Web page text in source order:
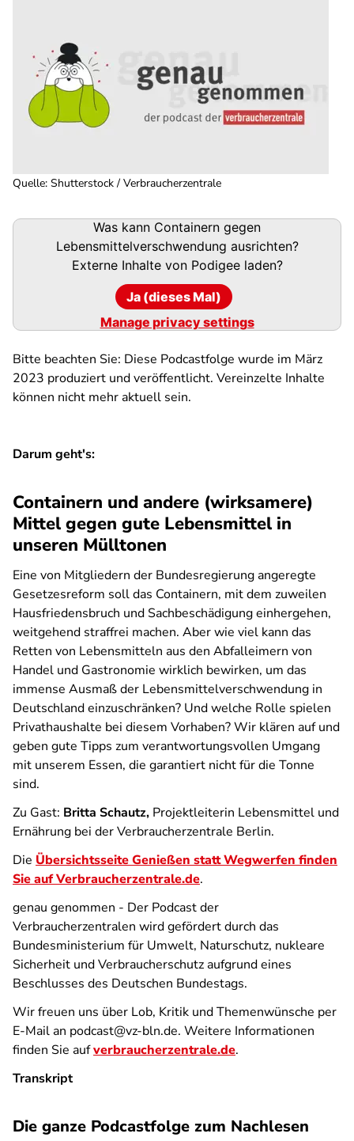
Quelle: Shutterstock / Verbraucherzentrale
Podigee-
Was kann Containern gegen
Lebensmittelverschwendung ausrichten?
Externe Inhalte von Podigeeladen?
Ja (dieses Mal)
Manage privacy settings
Bitte beachten Sie: Diese Podcastfolge wurde im März
2023 produziert und veröffentlicht. Vereinzelte Inhalte
können nicht mehr aktuell sein.
Darum geht's:
Containern und andere (wirksamere)
Mittel gegen gute Lebensmittel in
unseren Mülltonen
Eine von Mitgliedern der Bundesregierung angeregte
Gesetzesreform soll das Containern, mit dem zuweilen
Hausfriedensbruch und Sachbeschädigung einhergehen,
weitgehend straffrei machen. Aber wie viel kann das
Retten von Lebensmitteln aus den Abfalleimern von
Handel und Gastronomie wirklich bewirken, um das
immense Ausmaß der Lebensmittelverschwendung in
Deutschland einzuschränken? Und welche Rolle spielen
Privathaushalte bei diesem Vorhaben? Wir klären auf und
geben gute Tipps zum verantwortungsvollen Umgang
mit unserem Essen, die garantiert nicht für die Tonne
sind.
Zu Gast: Britta Schautz, Projektleiterin Lebensmittel und
Ernährung bei der Verbraucherzentrale Berlin.
Die ÜbersichtsseiteGenießen statt Wegwerfen finden
Sie auf Verbraucherzentrale.de.
genau genommen - Der Podcast der
Verbraucherzentralen wird gefördert durch das
Bundesministerium für Umwelt, Naturschutz, nukleare
Sicherheit und Verbraucherschutz aufgrund eines
Beschlusses des Deutschen Bundestags.
Wir freuen uns über Lob, Kritik und Themenwünsche per
E-Mail an podcast@vz-bln.de. Weitere Informationen
finden Sie aufverbraucherzentrale.de.
Transkript
Die ganze Podcastfolge zum Nachlesen